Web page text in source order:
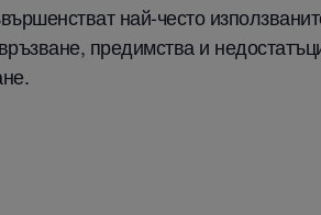
най-често
предимства и